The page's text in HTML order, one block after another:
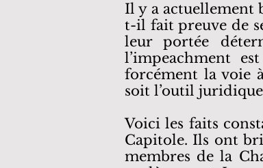
Il y a actuellement
t-il fait preuve de
leur portée
l’impeachment
forcément la voie
soit l’outil
Voici les faits
Capitole. Ils ont
membres de la